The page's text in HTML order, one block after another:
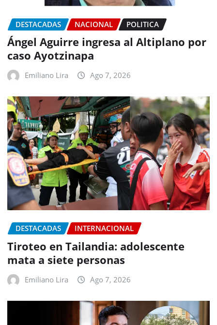
DESTACADAS NACIONAL POLITICA
Ángel Aguirre ingresa al Altiplano por
caso Ayotzinapa
Emiliano Lira Ago 7, 2026
DESTACADAS INTERNACIONAL
Tiroteo en Tailandia: adolescente
mata a siete personas
Emiliano Lira Ago 7, 2026